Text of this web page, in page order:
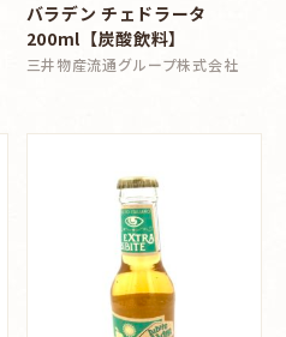
バラデン チェドラータ
200ml【炭酸飲料】
三井物産流通グループ株式会社